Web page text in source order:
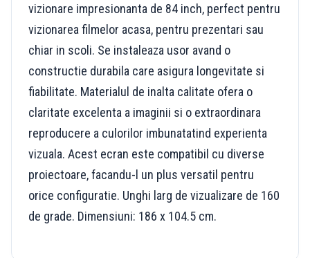
vizionare impresionanta de 84 inch, perfect pentru
vizionarea filmelor acasa, pentru prezentari sau
chiar in scoli. Se instaleaza usor avand o
constructie durabila care asigura longevitate si
fiabilitate. Materialul de inalta calitate ofera o
claritate excelenta a imaginii si o extraordinara
reproducere a culorilor imbunatatind experienta
vizuala. Acest ecran este compatibil cu diverse
proiectoare, facandu-l un plus versatil pentru
orice configuratie. Unghi larg de vizualizare de 160
de grade. Dimensiuni: 186 x 104.5 cm.